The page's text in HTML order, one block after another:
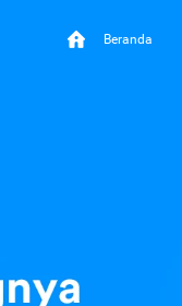
Beranda